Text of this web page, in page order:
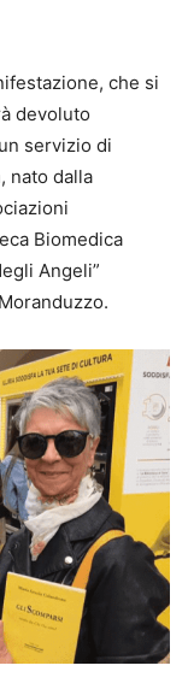
che si
devoluto
servizio di
, nato dalla
Biomedica
Angeli”